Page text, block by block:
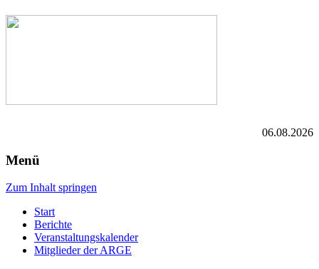
06.08.2026
Menü
Zum Inhalt springen
Start
Berichte
Veranstaltungskalender
Mitglieder der ARGE